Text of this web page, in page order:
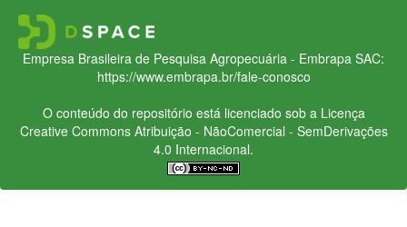
Empresa Brasileira de Pesquisa Agropecuária - Embrapa SAC:
https://www.embrapa.br/fale-conosco
O conteúdo do repositório está licenciado sob a Licença
Creative CommonsAtribuição - NãoComercial - SemDerivações
4.0 Internacional.